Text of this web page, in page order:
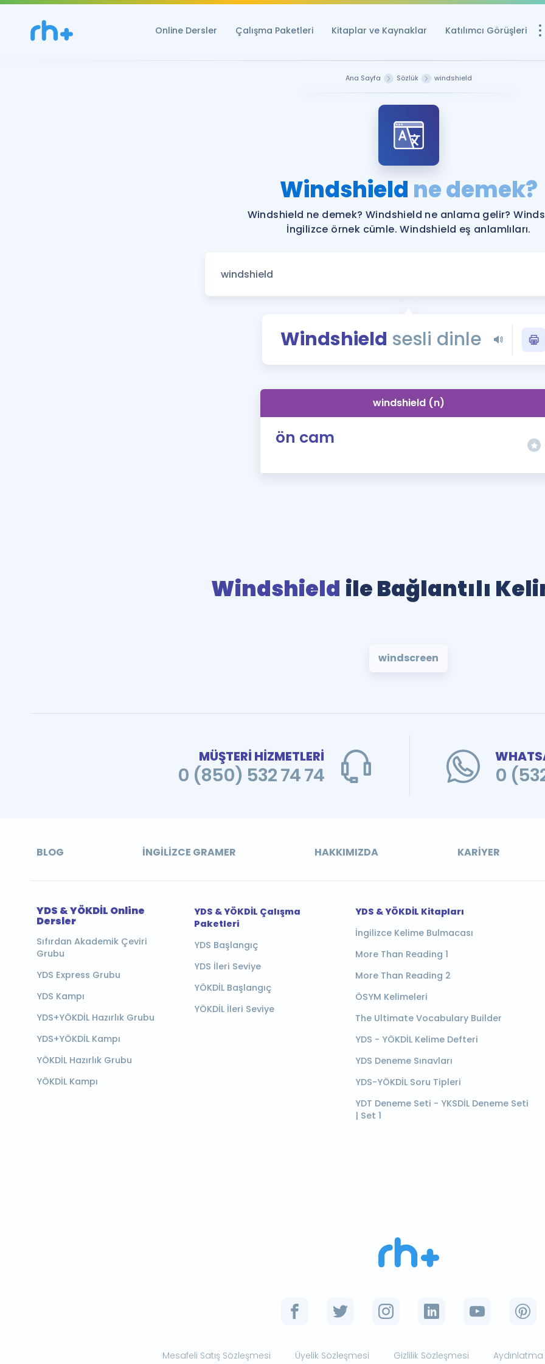
Online Dersler Çalışma Paketleri Kitaplar ve Kaynaklar Katılımcı Görüşleri
Ücretsiz
YDS ve YÖKDİL
YDS ve YÖKDİL'e
Tüm ÖSYM
YDS - YÖKDİL
İngilizce
Ana Sayfa Sözlük windshield
Windshield ne demek?
Windshield ne demek? Windshield ne anlama gelir?
İngilizce örnek cümle. Windshield eş anlamlıları.
Windshield sesli dinle
windshield (n)
ön cam
Windshield ile Bağlantılı
windscreen
MÜŞTERİ HİZMETLERİ
0 (850) 532 74 74 0
BLOG İNGILIZCE GRAMER HAKKIMIZDA KARIYER
YDS & YÖKDİL Online
Dersler
Sıfırdan Akademik Çeviri
Grubu
YDS Express Grubu
YDS Kampı
YDS+YÖKDİL Hazırlık Grubu
YDS+YÖKDİL Kampı
YÖKDİL Hazırlık Grubu
YÖKDİL Kampı
YDS & YÖKDİL Çalışma
Paketleri
YDS Başlangıç
YDS İleri Seviye
YÖKDİL Başlangıç
YÖKDİL İleri Seviye
YDS & YÖKDİL Kitapları
İngilizce Kelime Bulmacası
More Than Reading 1
More Than Reading 2
ÖSYM Kelimeleri
The Ultimate Vocabulary Builder
YDS - YÖKDİL Kelime Defteri
YDS Deneme Sınavları
YDS-YÖKDİL Soru Tipleri
YDT Deneme Seti - YKSDİL Deneme Seti
| Set 1
Mesafeli Satış Sözleşmesi Üyelik Sözleşmesi Gizlilik Sözleşmesi